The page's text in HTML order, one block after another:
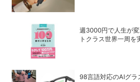
週3000円で人生が
トクラス世界一周を
98言語対応のAIグ